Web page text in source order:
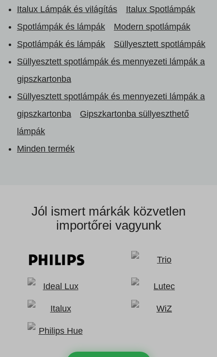
Italux Lámpák és világítás
Italux Spotlámpák
Spotlámpák és lámpák
Modern spotlámpák
Spotlámpák és lámpák
Süllyesztett spotlámpák
Süllyesztett spotlámpák és mennyezeti lámpák a
gipszkartonba
Süllyesztett spotlámpák és mennyezeti lámpák a
gipszkartonba
Gipszkartonba süllyeszthető
lámpák
Minden termék
Jól ismert márkák közvetlen
importőrei vagyunk